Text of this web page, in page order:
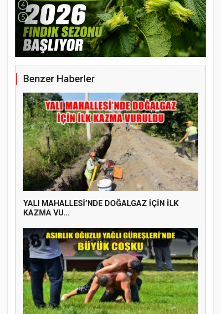
YENİ PARTİ TERME İLÇE BAŞKANLIĞINDA
ÜYE KATILIM PROGRAMI
4
5
Benzer Haberler
YALI MAHALLESİ’NDE DOĞALGAZ İÇİN İLK
KAZMA VU...